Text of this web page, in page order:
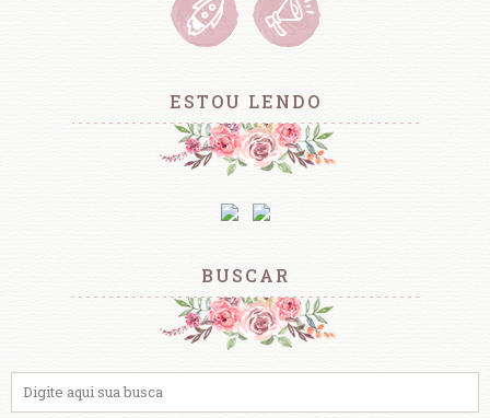
ESTOU LENDO
BUSCAR